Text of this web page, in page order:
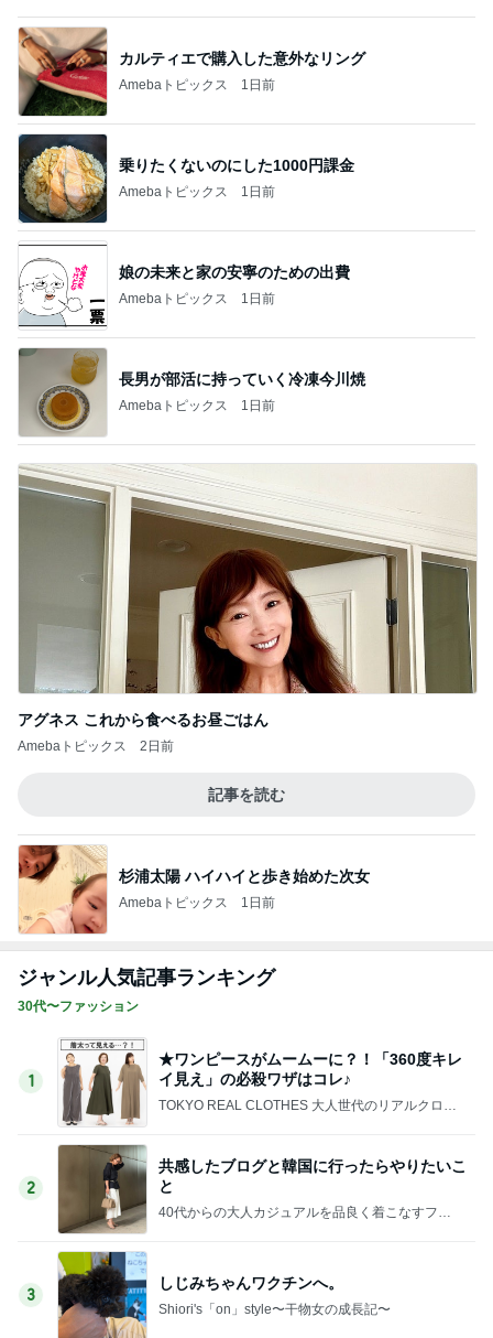
カルティエで購入した意外なリング
Amebaトピックス 1日前
乗りたくないのにした1000円課金
Amebaトピックス 1日前
娘の未来と家の安寧のための出費
Amebaトピックス 1日前
長男が部活に持っていく冷凍今川焼
Amebaトピックス 1日前
アグネス これから食べるお昼ごはん
Amebaトピックス 2日前
記事を読む
杉浦太陽 ハイハイと歩き始めた次女
Amebaトピックス 1日前
ジャンル人気記事ランキング
30代〜ファッション
1
★ワンピースがムームーに？！「360度キレ
イ見え」の必殺ワザはコレ♪
TOKYO REAL CLOTHES 大人世代のリアルクロー
2
共感したブログと韓国に行ったらやりたいこ
と
40代からの大人カジュアルを品良く着こなすファ
3
しじみちゃんワクチンへ。
Shiori's「on」style〜干物女の成長記〜